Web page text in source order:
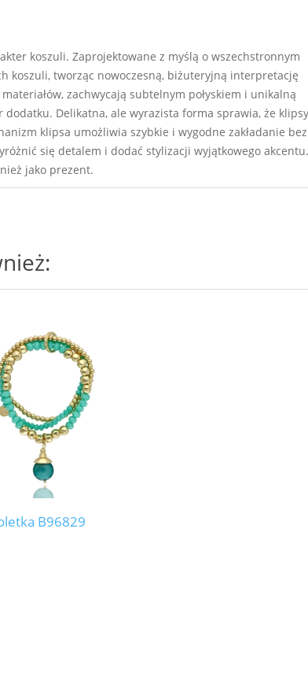
koszuli. Zaprojektowane z myślą o wszechstronnym
koszuli, tworząc nowoczesną, biżuteryjną interpretację
zachwycają subtelnym połyskiem i unikalną
Delikatna, ale wyrazista forma sprawia, że klipsy
klipsa umożliwia szybkie i wygodne zakładanie bez
się detalem i dodać stylizacji wyjątkowego akcentu.
jako prezent.
B96829